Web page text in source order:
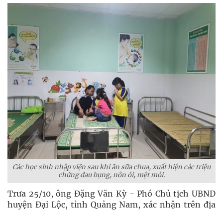
Các học sinh nhập viện sau khi ăn sữa chua, xuất hiện các triệu
chứng đau bụng, nôn ói, mệt mỏi.
Trưa 25/10, ông Đặng Văn Kỳ - Phó Chủ tịch UBND
huyện Đại Lộc, tỉnh Quảng Nam, xác nhận trên địa